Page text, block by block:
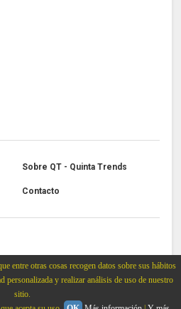
entre otras cosas recogen datos sobre sus hábitos
personalizada y realizar análisis de uso de nuestro
sitio.
Sobre QT - Quinta Trends
Contacto